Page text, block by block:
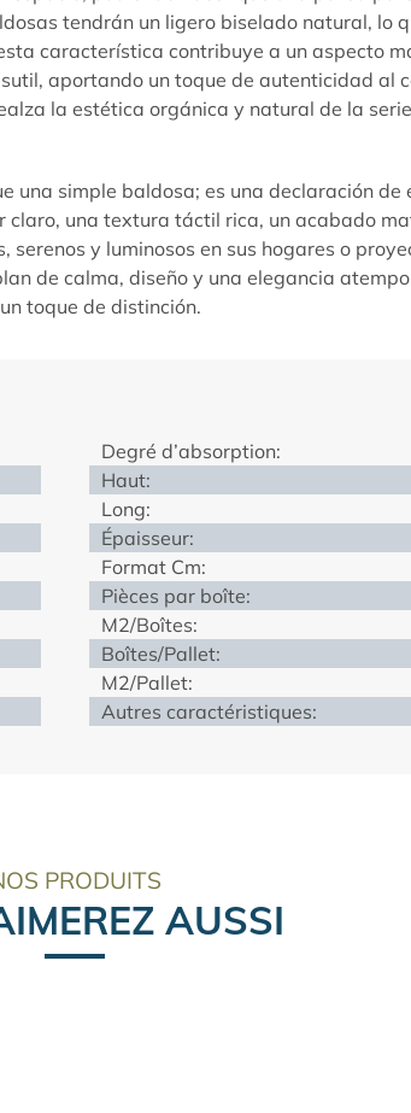
tendrán un ligero biselado natural, lo
característica contribuye a un aspecto
aportando un toque de autenticidad al
la estética orgánica y natural de la
una simple baldosa; es una declaración
una textura táctil rica, un acabado
y luminosos en sus hogares o
de calma, diseño y una elegancia
toque de distinción.
Degré d’absorption:
Haut:
Long:
Épaisseur:
Format Cm:
Pièces par boîte:
M2/Boîtes:
Boîtes/Pallet:
M2/Pallet:
Autres caractéristiques:
PRODUITS
AUSSI